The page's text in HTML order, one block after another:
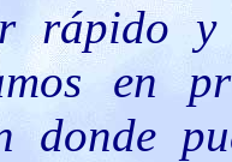
rápido
en
donde